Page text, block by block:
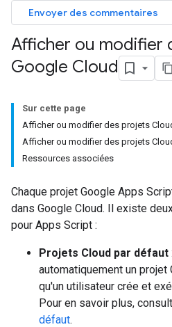
Envoyer des commentaires
Afficher ou modifier
Google Cloud
Sur cette page
Afficher ou modifier des projets
Afficher ou modifier des projets
Ressources associées
Chaque projet Google Apps
dans Google Cloud. Il existe
pour Apps Script :
Projets Cloud par défaut
automatiquement un
qu'un utilisateur crée et
Pour en savoir plus,
défaut.